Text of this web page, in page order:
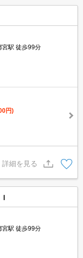
宮駅 徒歩99分
円)
詳細を見る
宮駅 徒歩99分